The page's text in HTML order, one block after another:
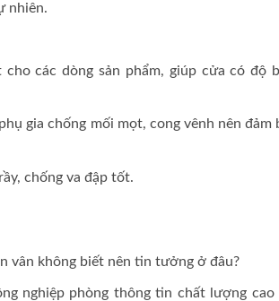
nhiên.
các dòng sản phẩm, giúp cửa có độ
gia chống mối mọt, cong vênh nên đảm
chống va đập tốt.
vân không biết nên tin tưởng ở đâu?
nghiệp phòng thông tin chất lượng cao